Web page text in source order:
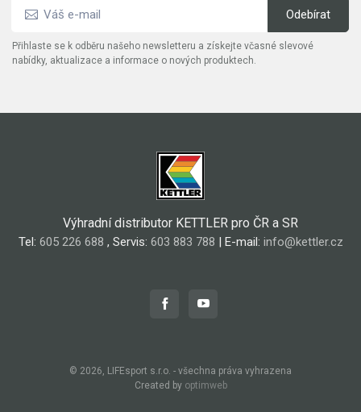
Přihlaste se k odběru našeho newsletteru a získejte včasné slevové
nabídky, aktualizace a informace o nových produktech.
Výhradní distributor KETTLER pro ČR a SR
Tel: 605 226 688 , Servis: 603 883 788 | E-mail: info@kettler.cz
© 2026, LIFEsport s.r.o. - všechna práva vyhrazena
Created by optimweb